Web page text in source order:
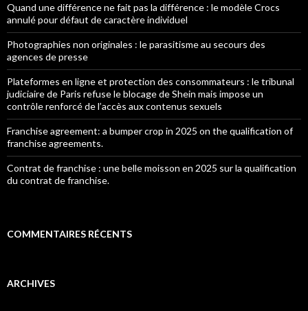
Quand une différence ne fait pas la différence : le modèle Crocs
annulé pour défaut de caractère individuel
Photographies non originales : le parasitisme au secours des
agences de presse
Plateformes en ligne et protection des consommateurs : le tribunal
judiciaire de Paris refuse le blocage de Shein mais impose un
contrôle renforcé de l’accès aux contenus sexuels
Franchise agreement: a bumper crop in 2025 on the qualification of
franchise agreements.
Contrat de franchise : une belle moisson en 2025 sur la qualification
du contrat de franchise.
COMMENTAIRES RÉCENTS
ARCHIVES